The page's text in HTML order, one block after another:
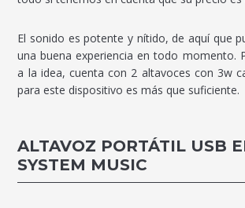
El sonido es potente y nítido, de aquí que
una buena experiencia en todo momento.
a la idea, cuenta con 2 altavoces con 3w
para este dispositivo es más que suficiente.
ALTAVOZ PORTÁTIL USB
SYSTEM MUSIC